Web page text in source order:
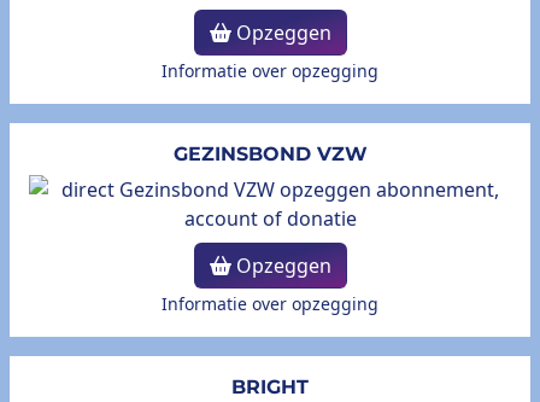
Opzeggen
Informatie over opzegging
GEZINSBOND VZW
Opzeggen
Informatie over opzegging
BRIGHT